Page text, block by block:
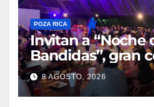
POZA RICA
Invitan a “Noche
Bandidas”, gran
causa
8 AGOSTO, 2026